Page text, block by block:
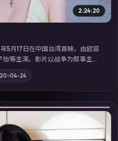
2:24:20
5月17日在中国台湾首映，由欧容
等主演。影片以战争为叙事主
改写命运；摄影与配乐强化地域
观看高清电视剧在线看」延展检
在线追剧体验。
04-24